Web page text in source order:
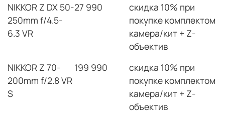
NIKKOR Z DX 50-
250mm f/4.5-
6.3 VR
27 990
скидка 10% при
покупке комплектом
камера/кит + Z-
объектив
NIKKOR Z 70-
200mm f/2.8 VR
S
199 990
скидка 10% при
покупке комплектом
камера/кит + Z-
объектив